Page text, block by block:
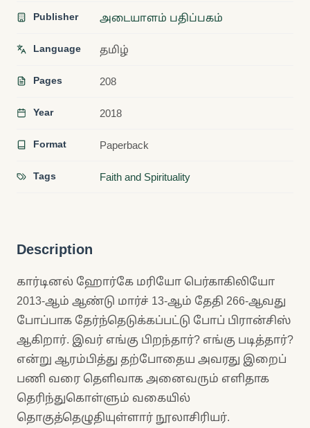
Publisher அடையாளம் பதிப்பகம்
Language தமிழ்
Pages 208
Year 2018
Format Paperback
Tags Faith and Spirituality
Description
கார்டினல் ஹோர்கே மரியோ பெர்காகிலியோ
2013-ஆம் ஆண்டு மார்ச் 13-ஆம் தேதி 266-ஆவது
போப்பாக தேர்ந்தெடுக்கப்பட்டு போப் பிரான்சிஸ்
ஆகிறார். இவர் எங்கு பிறந்தார்? எங்கு படித்தார்?
என்று ஆரம்பித்து தற்போதைய அவரது இறைப்
பணி வரை தெளிவாக அனைவரும் எளிதாக
தெரிந்துகொள்ளும் வகையில்
தொகுத்தெழுதியுள்ளார் நூலாசிரியர்.